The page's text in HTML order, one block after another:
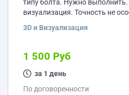
типу болта. Нужно выполнить. Не нужны текстуры и
визуализация. Точность не
3D и Визуализация
1 500 Руб
за 1 день
По договоренности